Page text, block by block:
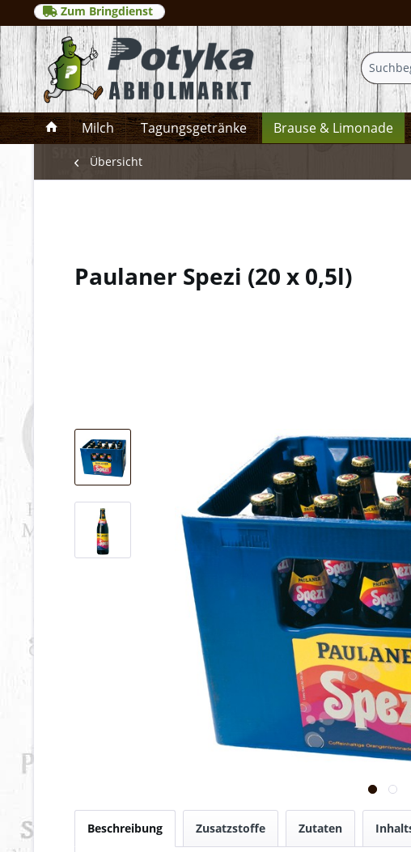
Zum Bringdienst
Milch Tagungsgetränke Brause & Limonade
Übersicht
Paulaner Spezi (20 x 0,5l)
Beschreibung Zusatzstoffe Zutaten